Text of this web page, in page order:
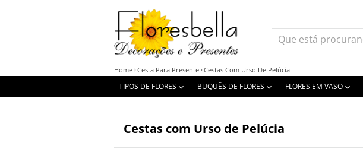
TIPOS DE FLORES BUQUÊS DE FLORES FLORES EM VASO
Home Cesta Para Presente Cestas Com Urso De Pelúcia
Cestas com Urso de Pelúcia